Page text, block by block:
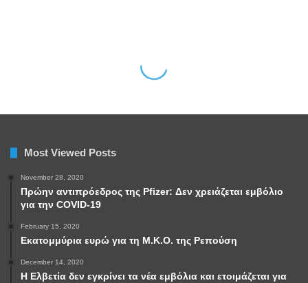
Most Viewed Posts
November 28, 2020
Πρώην αντιπρόεδρος της Pfizer: Δεν χρειάζεται εμβόλιο
για την COVID-19
February 15, 2020
Εκατομμύρια ευρώ για τη Μ.Κ.Ο. της Ρεπούση
December 14, 2020
Η Ελβετία δεν εγκρίνει τα νέα εμβόλια και ετοιμάζεται για